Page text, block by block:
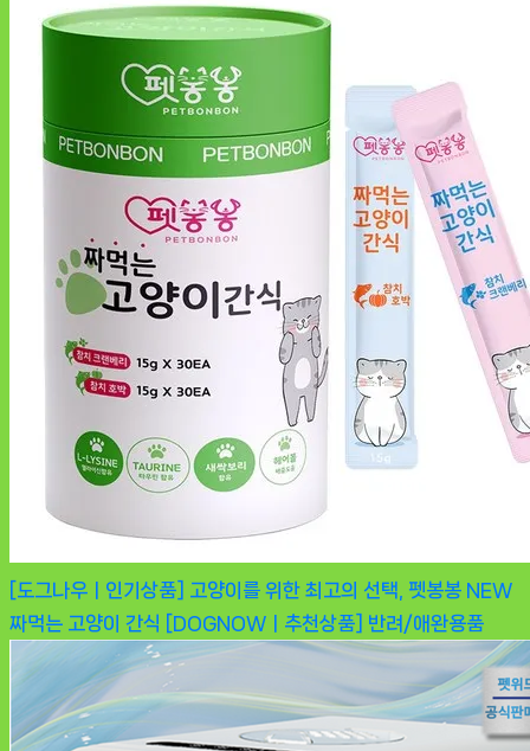
[도그나우ㅣ인기상품] 고양이를 위한 최고의 선택, 펫봉봉 NEW
짜먹는 고양이 간식 [DOGNOWㅣ추천상품] 반려/애완용품